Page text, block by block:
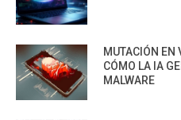
MUTACIÓN EN
CÓMO LA IA
MALWARE